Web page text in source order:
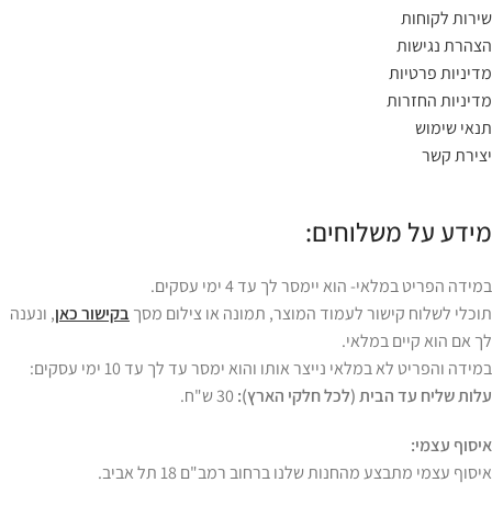
שירות לקוחות
הצהרת נגישות
מדיניות פרטיות
מדיניות החזרות
תנאי שימוש
יצירת קשר
מידע על משלוחים:
במידה הפריט במלאי- הוא יימסר לך עד 4 ימי עסקים.
תוכלי לשלוח קישור לעמוד המוצר, תמונה או צילום מסך בקישור כאן, ונענה
לך אם הוא קיים במלאי.
במידה והפריט לא במלאי נייצר אותו והוא ימסר עד לך עד 10 ימי עסקים:
עלות שליח עד הבית (לכל חלקי הארץ):
איסוף עצמי:
איסוף עצמי מתבצע מהחנות שלנו ברחוב רמב"ם 18 תל אביב.